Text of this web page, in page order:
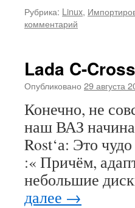
Рубрика: Linux,
комментарий
Lada C-Cross
Опубликовано 29 августа
Конечно, не
наш ВАЗ
Rost‘а: Это
:« Причём,
небольшие
далее →